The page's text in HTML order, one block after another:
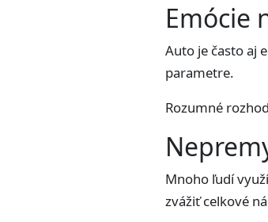
Emócie
Auto je často aj
parametre.
Rozumné
Mnoho ľudí
zvážiť celkové